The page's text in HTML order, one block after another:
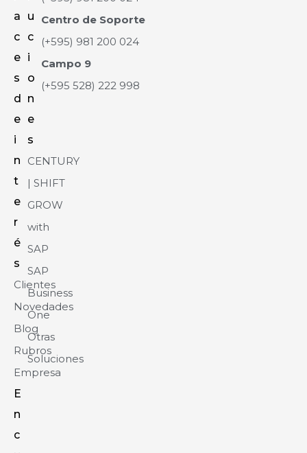
a
c
e
s
d
e
i
n
t
e
r
é
s
Clientes
Novedades
Blog
Rubros
Empresa
E
n
c
u
c
i
o
n
e
s
CENTURY
| SHIFT
GROW
with
SAP
SAP
Business
One
Otras
Soluciones
Centro de Soporte
(+595) 981 200 024
Campo 9
(+595 528) 222 998